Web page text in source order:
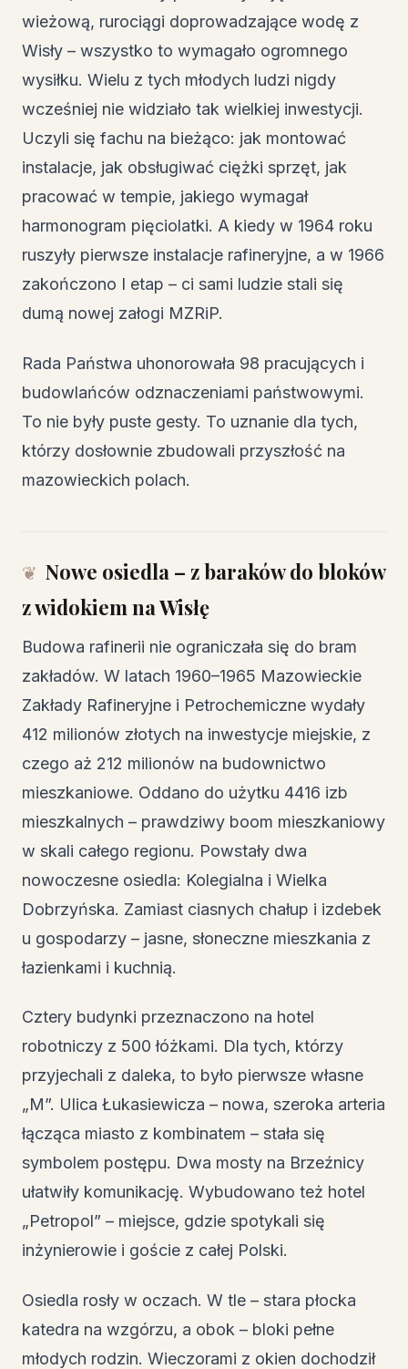
wieżową, rurociągi doprowadzające wodę z
Wisły – wszystko to wymagało ogromnego
wysiłku. Wielu z tych młodych ludzi nigdy
wcześniej nie widziało tak wielkiej inwestycji.
Uczyli się fachu na bieżąco: jak montować
instalacje, jak obsługiwać ciężki sprzęt, jak
pracować w tempie, jakiego wymagał
harmonogram pięciolatki. A kiedy w 1964 roku
ruszyły pierwsze instalacje rafineryjne, a w 1966
zakończono I etap – ci sami ludzie stali się
dumą nowej załogi MZRiP.
Rada Państwa uhonorowała 98 pracujących i
budowlańców odznaczeniami państwowymi.
To nie były puste gesty. To uznanie dla tych,
którzy dosłownie zbudowali przyszłość na
mazowieckich polach.
Nowe osiedla – z baraków do bloków
z widokiem na Wisłę
Budowa rafinerii nie ograniczała się do bram
zakładów. W latach 1960–1965 Mazowieckie
Zakłady Rafineryjne i Petrochemiczne wydały
412 milionów złotych na inwestycje miejskie, z
czego aż 212 milionów na budownictwo
mieszkaniowe. Oddano do użytku 4416 izb
mieszkalnych – prawdziwy boom mieszkaniowy
w skali całego regionu. Powstały dwa
nowoczesne osiedla: Kolegialna i Wielka
Dobrzyńska. Zamiast ciasnych chałup i izdebek
u gospodarzy – jasne, słoneczne mieszkania z
łazienkami i kuchnią.
Cztery budynki przeznaczono na hotel
robotniczy z 500 łóżkami. Dla tych, którzy
przyjechali z daleka, to było pierwsze własne
„M”. Ulica Łukasiewicza – nowa, szeroka arteria
łącząca miasto z kombinatem – stała się
symbolem postępu. Dwa mosty na Brzeźnicy
ułatwiły komunikację. Wybudowano też hotel
„Petropol” – miejsce, gdzie spotykali się
inżynierowie i goście z całej Polski.
Osiedla rosły w oczach. W tle – stara płocka
katedra na wzgórzu, a obok – bloki pełne
młodych rodzin. Wieczorami z okien dochodził